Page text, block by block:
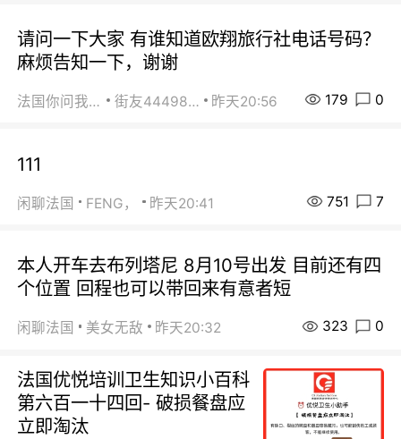
请问一下大家 有谁知道欧翔旅行社电话号码？
麻烦告知一下，谢谢
法国你问我答 街友44498484 昨天20:56 179 0
111
闲聊法国 FENG， 昨天20:41 751 7
本人开车去布列塔尼 8月10号出发 目前还有四
个位置 回程也可以带回来有意者短
闲聊法国 美女无敌 昨天20:32 323 0
法国优悦培训卫生知识小百科
第六百一十四回- 破损餐盘应
立即淘汰